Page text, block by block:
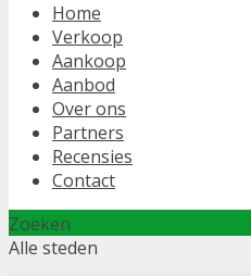
Home
Verkoop
Aankoop
Aanbod
Over ons
Partners
Recensies
Contact
Zoeken
Alle steden